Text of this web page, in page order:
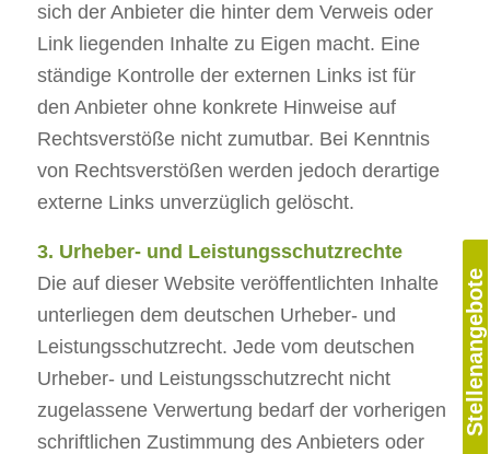
Stellenangebote
sich der Anbieter die hinter dem Verweis oder
Link liegenden Inhalte zu Eigen macht. Eine
ständige Kontrolle der externen Links ist für
den Anbieter ohne konkrete Hinweise auf
Rechtsverstöße nicht zumutbar. Bei Kenntnis
von Rechtsverstößen werden jedoch derartige
externe Links unverzüglich gelöscht.
3. Urheber- und Leistungsschutzrechte
Die auf dieser Website veröffentlichten Inhalte
unterliegen dem deutschen Urheber- und
Leistungsschutzrecht. Jede vom deutschen
Urheber- und Leistungsschutzrecht nicht
zugelassene Verwertung bedarf der vorherigen
schriftlichen Zustimmung des Anbieters oder